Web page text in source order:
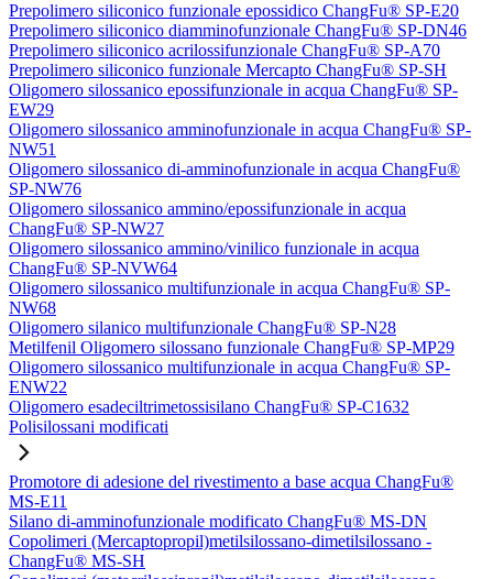
Prepolimero siliconico funzionale epossidico ChangFu® SP-E20
Prepolimero siliconico diamminofunzionale ChangFu® SP-DN46
Prepolimero siliconico acrilossifunzionale ChangFu® SP-A70
Prepolimero siliconico funzionale Mercapto ChangFu® SP-SH
Oligomero silossanico epossifunzionale in acqua ChangFu® SP-
EW29
Oligomero silossanico amminofunzionale in acqua ChangFu® SP-
NW51
Oligomero silossanico di-amminofunzionale in acqua ChangFu®
SP-NW76
Oligomero silossanico ammino/epossifunzionale in acqua
ChangFu® SP-NW27
Oligomero silossanico ammino/vinilico funzionale in acqua
ChangFu® SP-NVW64
Oligomero silossanico multifunzionale in acqua ChangFu® SP-
NW68
Oligomero silanico multifunzionale ChangFu® SP-N28
Metilfenil Oligomero silossano funzionale ChangFu® SP-MP29
Oligomero silossanico multifunzionale in acqua ChangFu® SP-
ENW22
Oligomero esadeciltrimetossisilano ChangFu® SP-C1632
Polisilossani modificati
Promotore di adesione del rivestimento a base acqua ChangFu®
MS-E11
Silano di-amminofunzionale modificato ChangFu® MS-DN
Copolimeri (Mercaptopropil)metilsilossano-dimetilsilossano -
ChangFu® MS-SH